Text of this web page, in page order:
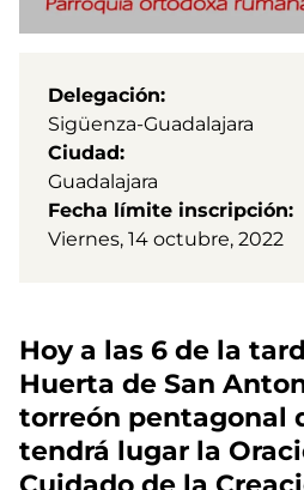
Delegación
Sigüenza-Guadalajara
Ciudad
Guadalajara
Fecha límite inscripción
Viernes, 14 octubre, 2022
Hoy a las 6 de la
Huerta de San
torreón pentagonal
tendrá lugar la